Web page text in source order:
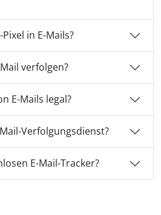
in E-Mails?
verfolgen?
E-Mails legal?
Verfolgungsdienst?
E-Mail-Tracker?